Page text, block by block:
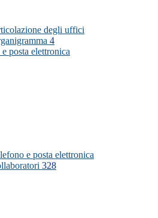
degli uffici
4
posta elettronica
e posta elettronica
328